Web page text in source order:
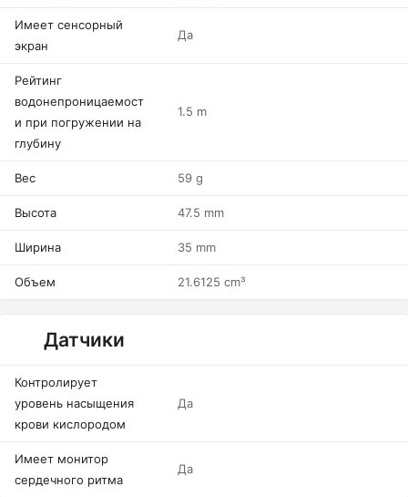
Имеет сенсорный
экран
Да
Рейтинг
водонепроницаемост
и при погружении на
глубину
1.5 m
Вес 59 g
Высота 47.5 mm
Ширина 35 mm
Объем 21.6125 cm³
Датчики
Контролирует
уровень насыщения
крови кислородом
Да
Имеет монитор
сердечного ритма
Да